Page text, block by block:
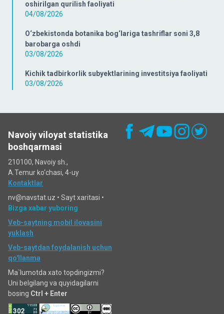
oshirilgan qurilish faoliyati
04/08/2026
O‘zbekistonda botanika bog‘lariga tashriflar soni 3,8
barobarga oshdi
03/08/2026
Kichik tadbirkorlik subyektlarining investitsiya faoliyati
03/08/2026
Navoiy viloyat statistika
boshqarmasi
210100, Navoiy sh.,
A.Temur ko‘chаsi, 4-uy
Kontaktlar
nv@navstat.uz • Sayt xaritasi •
Bizga xabar yuboring
Veb-saytning mobil ilovasini
yuklash
Veb-saytdan foydalanish uchun
qo'llanma
Ma`lumotda xato topdingizmi?
Uni belgilang va quyidagilarni
bosing Ctrl + Enter